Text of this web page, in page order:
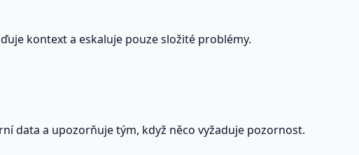
kontext a eskaluje pouze složité problémy.
data a upozorňuje tým, když něco vyžaduje pozornost.